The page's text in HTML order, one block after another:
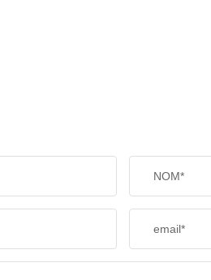
NOM*
email*